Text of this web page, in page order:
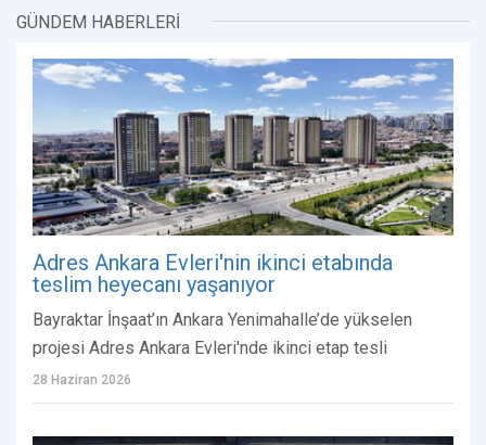
GÜNDEM HABERLERİ
Adres Ankara Evleri'nin ikinci etabında
teslim heyecanı yaşanıyor
Bayraktar İnşaat’ın Ankara Yenimahalle’de yükselen
projesi Adres Ankara Evleri'nde ikinci etap tesli
28 Haziran 2026